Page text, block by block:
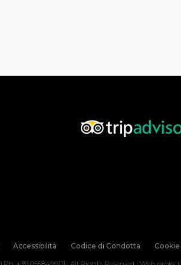
Accessibilità Codice di Condotta